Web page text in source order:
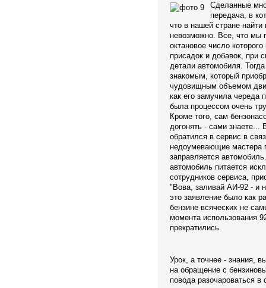
Сделанные
передача, в
что в нашей стране найти
невозможно. Все, что мы
октановое число
присадок и добавок, при
детали автомобиля.
знакомым, который
чудовищным объемом
как его замучила череда
была процессом очень
Кроме того, сам
догонять - сами знаете...
обратился в сервис в
недоумевающие мастера
заправляется
автомобиль питается
сотрудников сервиса,
"Вова, заливай АИ-92 - и
это заявление было как
бензине всяческих не
момента использования
прекратились.
Урок, а точнее - знания,
на обращение с
повода разочароваться